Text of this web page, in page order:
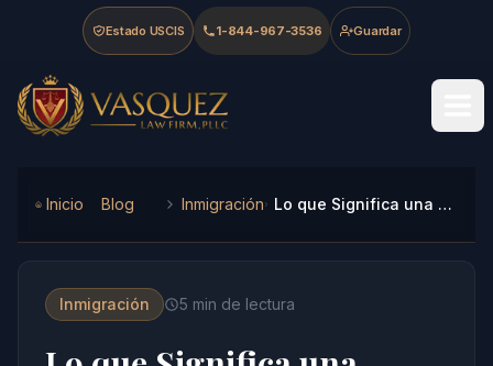
Skip to main content
Skip to navigation
Skip to footer
Estado USCIS 1-844-967-3536 Guardar
Vasquez Law Firm - Home
Inicio Blog Inmigración Lo que Significa una Decisión de Asilo para Usted en 2026
Inmigración 5 min de lectura